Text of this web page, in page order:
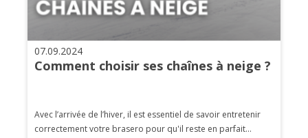
07.09.2024
Comment choisir ses chaînes à neige ?
Avec l’arrivée de l’hiver, il est essentiel de savoir entretenir
correctement votre brasero pour qu'il reste en parfait...